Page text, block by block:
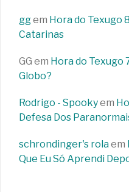
ggem Hora do Texugo
Catarinas
GG em Hora do Texugo
Globo?
Rodrigo - Spookyem
Defesa Dos
schrondinger's rolaem
Que Eu Só Aprendi